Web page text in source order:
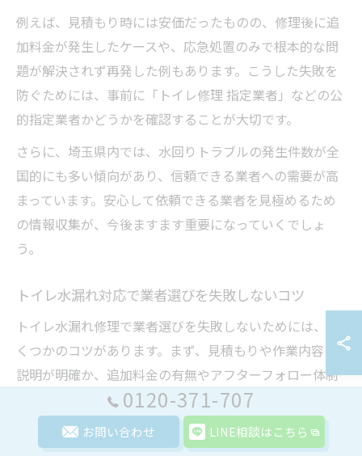
例えば、見積もり時には安価だったものの、修理後に追
加料金が発生したケースや、応急処置のみで根本的な問
題が解決されず再発した例もあります。こうした失敗を
防ぐためには、事前に「トイレ修理 指定業者」などの公
的指定業者かどうかを確認することが大切です。
さらに、埼玉県内では、水回りトラブルの発生件数が全
国的にも多い傾向があり、信頼できる業者への需要が高
まっています。安心して依頼できる業者を見極めるため
の情報収集が、今後ますます重要になっていくでしょ
う。
トイレ水漏れ対応で業者選びを失敗しないコツ
トイレ水漏れ修理で業者選びを失敗しないためには、い
くつかのコツがあります。まず、見積もりや作業内容の
説明が明確か、追加料金の有無やアフターフォロー体制
が整っているかを確認しましょう。
特に「トイレ水漏れ 安い」といった価格だけで判断せ
0120-371-707
お問い合わせ LINE相談はこちら